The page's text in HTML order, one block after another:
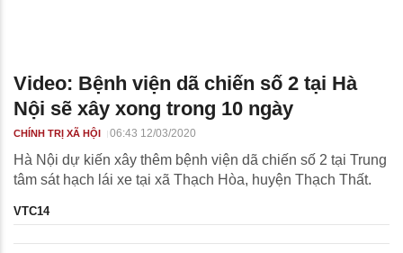
Video: Bệnh viện dã chiến số 2 tại Hà
Nội sẽ xây xong trong 10 ngày
CHÍNH TRỊ XÃ HỘI 06:43 12/03/2020
Hà Nội dự kiến xây thêm bệnh viện dã chiến số 2 tại Trung
tâm sát hạch lái xe tại xã Thạch Hòa, huyện Thạch Thất.
VTC14